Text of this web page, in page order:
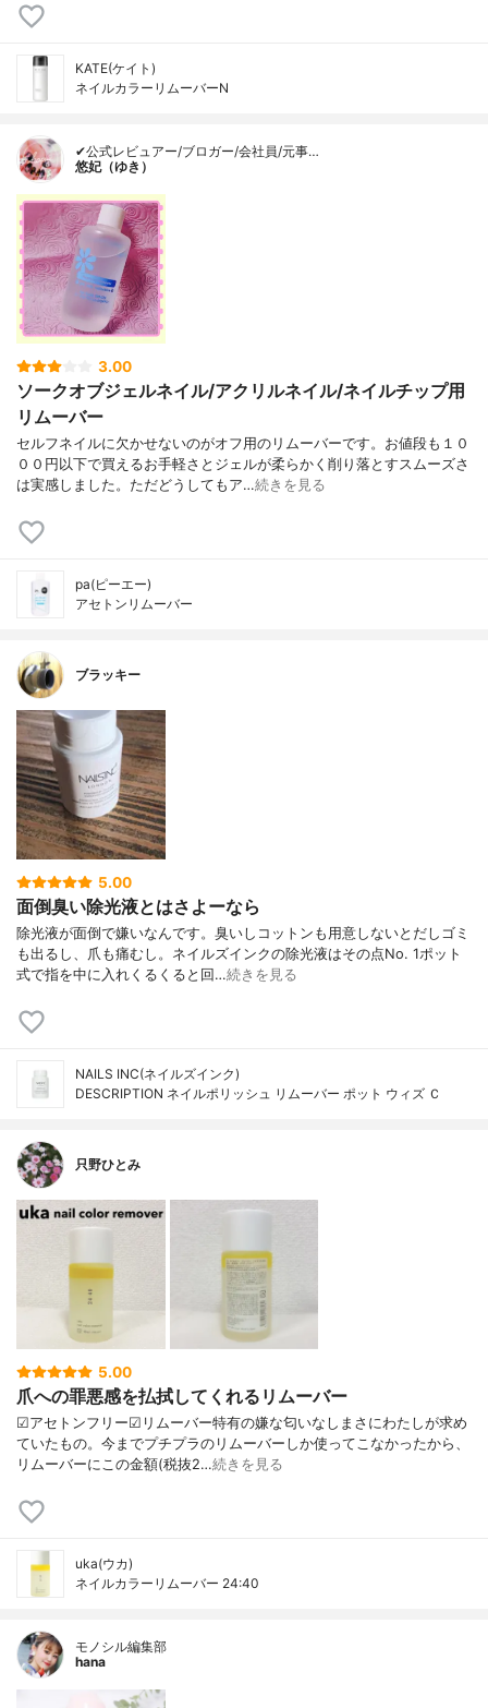
KATE(ケイト)
ネイルカラーリムーバーN
✔公式レビュアー/ブロガー/会社員/元事…
悠妃（ゆき）
3.00
ソークオブジェルネイル/アクリルネイル/ネイルチップ用
リムーバー
セルフネイルに欠かせないのがオフ用のリムーバーです。お値段も１０
００円以下で買えるお手軽さとジェルが柔らかく削り落とすスムーズさ
は実感しました。ただどうしてもア…続きを見る
pa(ピーエー)
アセトンリムーバー
ブラッキー
5.00
面倒臭い除光液とはさよーなら
除光液が面倒で嫌いなんです。臭いしコットンも用意しないとだしゴミ
も出るし、爪も痛むし。ネイルズインクの除光液はその点No. 1ポット
式で指を中に入れくるくると回…続きを見る
NAILS INC(ネイルズインク)
DESCRIPTION ネイルポリッシュ リムーバー ポット ウィズ Ｃ
只野ひとみ
5.00
爪への罪悪感を払拭してくれるリムーバー
☑︎アセトンフリー☑︎リムーバー特有の嫌な匂いなしまさにわたしが求め
ていたもの。今までプチプラのリムーバーしか使ってこなかったから、
リムーバーにこの金額(税抜2…続きを見る
uka(ウカ)
ネイルカラーリムーバー 24:40
モノシル編集部
hana